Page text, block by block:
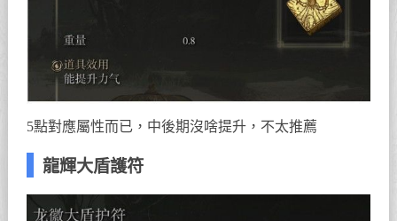
5點對應屬性而已，中後期沒啥提升，不太推薦
龍輝大盾護符